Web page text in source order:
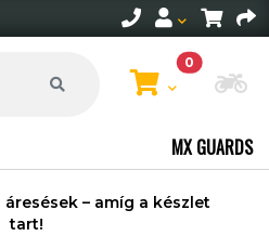
0
MX GUARDS
– amíg a készlet